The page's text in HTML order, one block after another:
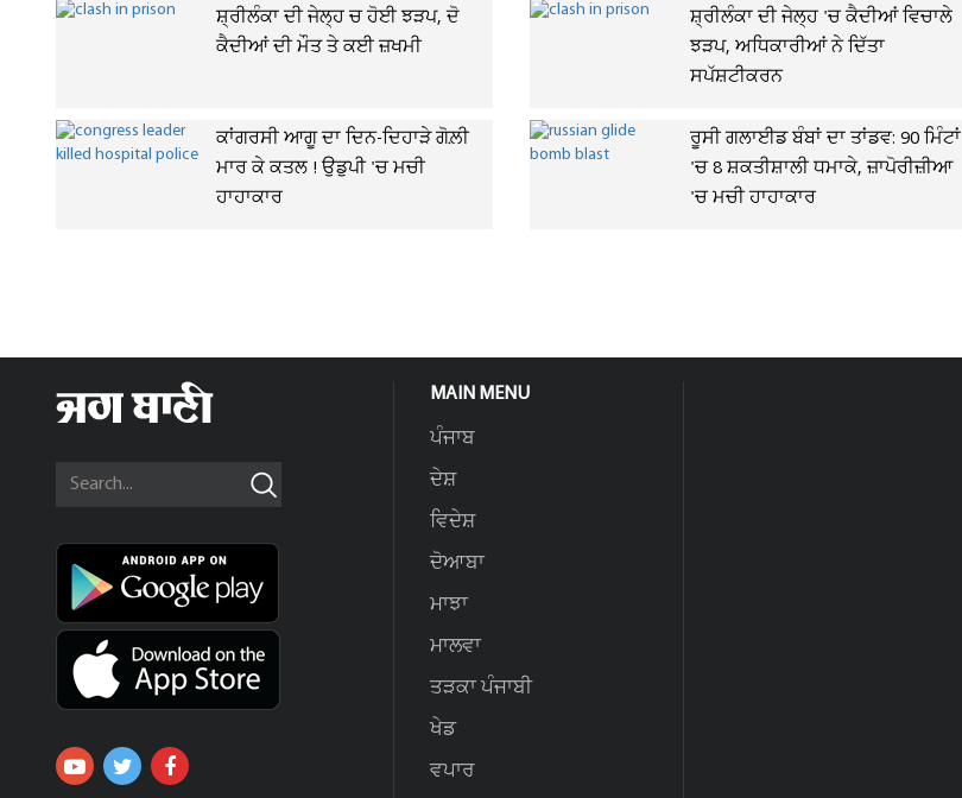
ਸ਼੍ਰੀਲੰਕਾ ਦੀ ਜੇਲ੍ਹ ਚ ਹੋਈ ਝੜਪ, ਦੋ
ਕੈਦੀਆਂ ਦੀ ਮੌਤ ਤੇ ਕਈ ਜ਼ਖਮੀ
ਸ਼੍ਰੀਲੰਕਾ ਦੀ ਜੇਲ੍ਹ 'ਚ ਕੈਦੀਆਂ ਵਿਚਾਲੇ
ਝੜਪ, ਅਧਿਕਾਰੀਆਂ ਨੇ ਦਿੱਤਾ
ਸਪੱਸ਼ਟੀਕਰਨ
ਕਾਂਗਰਸੀ ਆਗੂ ਦਾ ਦਿਨ-ਦਿਹਾੜੇ ਗੋਲ਼ੀ
ਮਾਰ ਕੇ ਕਤਲ ! ਉਡੁਪੀ 'ਚ ਮਚੀ
ਹਾਹਾਕਾਰ
ਰੂਸੀ ਗਲਾਈਡ ਬੰਬਾਂ ਦਾ ਤਾਂਡਵ: 90 ਮਿੰਟਾਂ
'ਚ 8 ਸ਼ਕਤੀਸ਼ਾਲੀ ਧਮਾਕੇ, ਜ਼ਾਪੋਰੀਜ਼ੀਆ
'ਚ ਮਚੀ ਹਾਹਾਕਾਰ
MAIN MENU
ਪੰਜਾਬ
ਦੇਸ਼
ਵਿਦੇਸ਼
ਦੋਆਬਾ
ਮਾਝਾ
ਮਾਲਵਾ
ਤੜਕਾ ਪੰਜਾਬੀ
ਖੇਡ
ਵਪਾਰ